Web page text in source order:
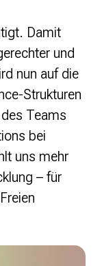
Damit
und
nun auf die
Strukturen
Teams
bei
uns mehr
– für